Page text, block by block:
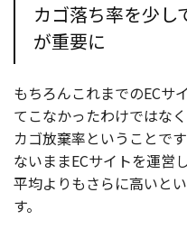
カゴ落ち率を少し
が重要に
もちろんこれまでのECサ
てこなかったわけではな
カゴ放棄率ということで
ないままECサイトを運営
平均よりもさらに高いと
す。